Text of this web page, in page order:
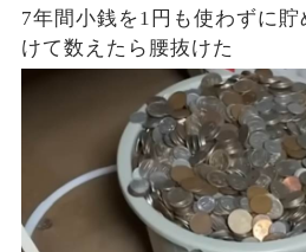
7年間小銭を1円も使わずに
けて数えたら腰抜けた